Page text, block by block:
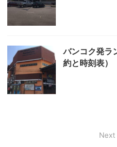
バンコク発ラ
約と時刻表）
Next